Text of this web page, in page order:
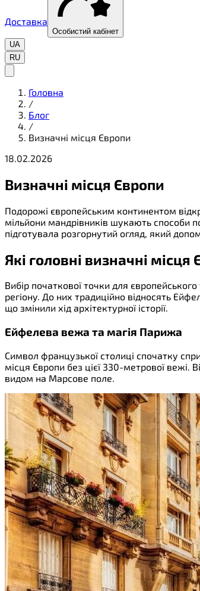
Доставка
Особистий кабінет
UA
RU
Головна
/
Блог
/
Визначні місця Європи
18.02.2026
Визначні місця Європи
Подорожі європейським континентом
мільйони мандрівників шукають способи
підготувала розгорнутий огляд, який
Які головні визначні
Вибір початкової точки для
регіону. До них традиційно відносять
що змінили хід архітектурної історії.
Ейфелева вежа та магія Парижа
Символ французької столиці спочатку
місця Європи без цієї 330-метрової вежі.
видом на Марсове поле.